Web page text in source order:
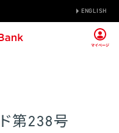
ENGLISH
第238号